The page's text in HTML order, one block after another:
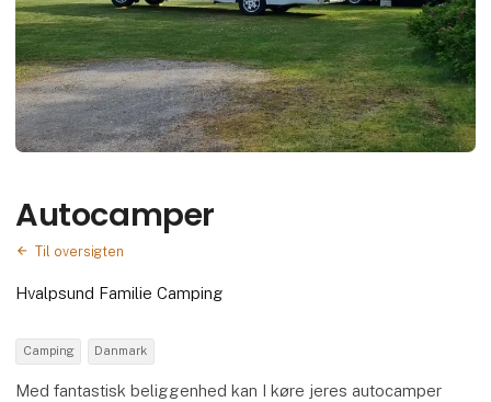
Autocamper
Til oversigten
Hvalpsund Familie Camping
Camping Danmark
Med fantastisk beliggenhed kan I køre jeres autocamper